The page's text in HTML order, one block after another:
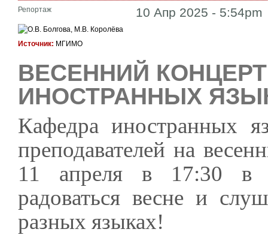
Репортаж 10 Апр 2025 - 5:54pm
Источник: МГИМО
ВЕСЕННИЙ
ИНОСТРАННЫХ
Кафедра иностранных
преподавателей на
11 апреля в 17:30 в
радоваться весне и
разных языках!